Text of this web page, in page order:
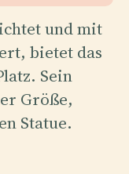
und mit
bietet das
Sein
Größe,
Statue.